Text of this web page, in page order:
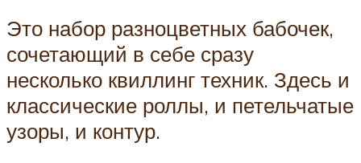
Это набор разноцветных бабочек,
сочетающий в себе сразу
несколько квиллинг техник. Здесь и
классические роллы, и петельчатые
узоры, и контур.